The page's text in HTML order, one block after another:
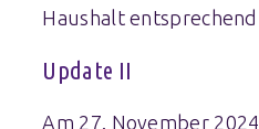
Haushalt entsprechend
Update II
Am 27. November